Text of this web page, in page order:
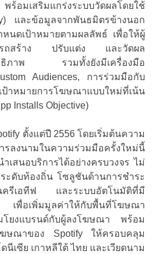
ร้อมเสริมแกร่งระบบวัดผลโดยใช้
และข้อมูลจากพันธมิตรข้างนอก
หนดเป้าหมายตามผลลัพธ์ เพื่อให้ผู้
รถสร้าง ปรับแต่ง และวัดผล
ทธิภาพ รวมทั้งยังมีเครื่องมือ
Audiences, การร่วมมือกับ
าหมายการโฆษณาแบบใหม่ที่เน้น
Installs Objective)
ตั้งแต่ปี 2556 โดยเริ่มต้นความ
รลงนามในความร่วมมือครั้งใหม่นี้
เสนอบริการได้อย่างครบวงจร ไม่
ะดับท้องถิ่น โซลูชันด้านการชำระ
รีเอทีฟ และระบบอัตโนมัติที่มี
มมูลค่าให้กับพื้นที่โฆษณา
ยงแบรนด์กับผู้ลงโฆษณา พร้อม
ษณาของ Spotify ให้ครอบคลุม
นีเซีย เกาหลีใต้ ไทย และเวียดนาม